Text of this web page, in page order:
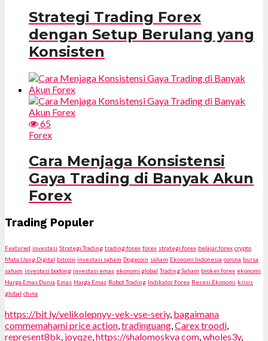
Strategi Trading Forex
dengan Setup Berulang yang
Konsisten
65
Forex
Cara Menjaga Konsistensi
Gaya Trading di Banyak Akun
Forex
Trading Populer
Featured investasi Strategi Trading trading forex forex strategi forex belajar forex crypto
Mata Uang Digital bitcoin investasi saham Dogecoin saham Ekonomi Indonesia corona bursa
saham investasi bodong investasi emas ekonomi global Trading Saham broker forex ekonomi
Harga Emas Dunia Emas Harga Emas Robot Trading Indikator Forex Resesi Ekonomi krisis
global china
https://bit ly/velikolepnyy-vek-vse-seriy, bagaimana
commemahami price action,tradinguang,Carex troodi,
represent8bk, joyqze,https://shalomoskva com,wholes3y,